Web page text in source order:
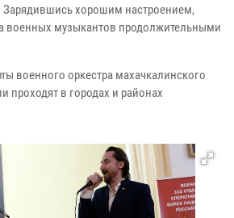
Зарядившись хорошим настроением,
военных музыкантов продолжительными
военного оркестра махачкалинского
проходят в городах и районах